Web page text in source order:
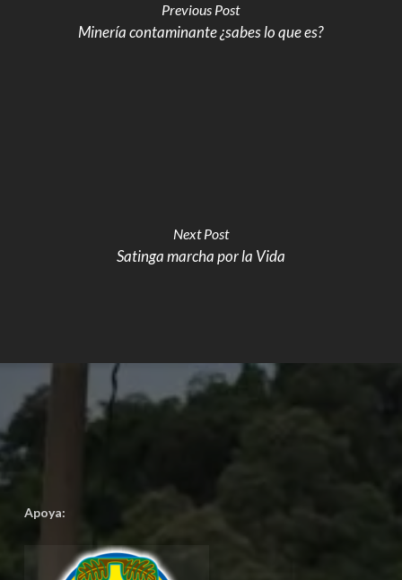
Previous Post
Minería contaminante ¿sabes lo que es?
Next Post
Satinga marcha por la Vida
Apoya: